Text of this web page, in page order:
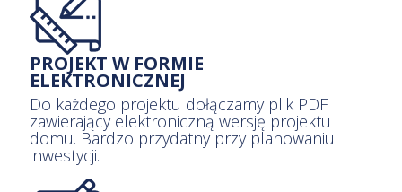
PROJEKT W FORMIE
ELEKTRONICZNEJ
Do każdego projektu dołączamy plik PDF
zawierający elektroniczną wersję projektu
domu. Bardzo przydatny przy
planowaniu inwestycji.